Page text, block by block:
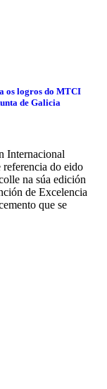
os logros do MTCI
de Galicia
Internacional
do eido
na súa edición
de Excelencia
que se